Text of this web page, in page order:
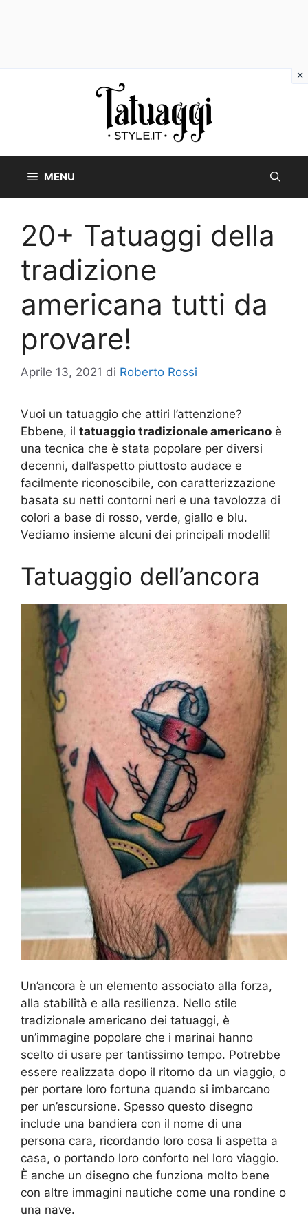
MENU
20+ Tatuaggi della
tradizione
americana tutti da
provare!
Aprile 13, 2021 di Roberto Rossi
Vuoi un tatuaggio che attiri l’attenzione?
Ebbene, il tatuaggio tradizionale americano è
una tecnica che è stata popolare per diversi
decenni, dall’aspetto piuttosto audace e
facilmente riconoscibile, con caratterizzazione
basata su netti contorni neri e una tavolozza di
colori a base di rosso, verde, giallo e blu.
Vediamo insieme alcuni dei principali modelli!
Tatuaggio dell’ancora
Un’ancora è un elemento associato alla forza,
alla stabilità e alla resilienza. Nello stile
tradizionale americano dei tatuaggi, è
un’immagine popolare che i marinai hanno
scelto di usare per tantissimo tempo. Potrebbe
essere realizzata dopo il ritorno da un viaggio, o
per portare loro fortuna quando si imbarcano
per un’escursione. Spesso questo disegno
include una bandiera con il nome di una
persona cara, ricordando loro cosa li aspetta a
casa, o portando loro conforto nel loro viaggio.
È anche un disegno che funziona molto bene
con altre immagini nautiche come una rondine o
una nave.